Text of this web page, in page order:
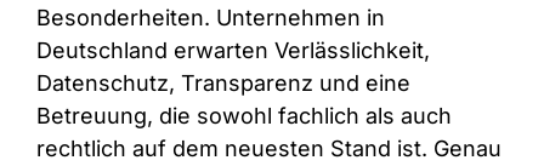
Besonderheiten. Unternehmen in
Deutschland erwarten Verlässlichkeit,
Datenschutz, Transparenz und eine
Betreuung, die sowohl fachlich als auch
rechtlich auf dem neuesten Stand ist. Genau